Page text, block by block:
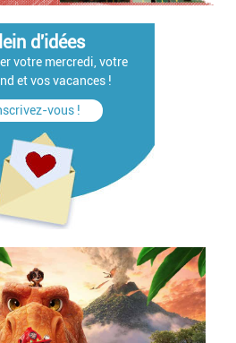
d'idées
votre mercredi, votre
et vos vacances !
vous !